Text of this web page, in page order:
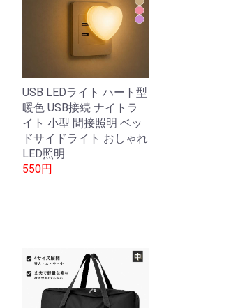
USB LEDライト ハート型
暖色 USB接続 ナイトラ
イト 小型 間接照明 ベッ
ドサイドライト おしゃれ
LED照明
550円